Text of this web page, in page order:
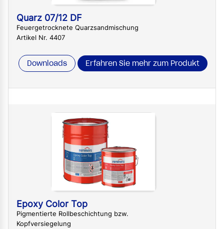
Quarz 07/12 DF
Feuergetrocknete Quarzsandmischung
Artikel Nr. 4407
Downloads Erfahren Sie mehr zum Produkt
Epoxy Color Top
Pigmentierte Rollbeschichtung bzw.
Kopfversiegelung